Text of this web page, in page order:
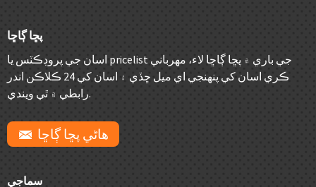
پڇا ڳاڇا
اسان جي پروڊڪٽس يا pricelist جي باري ۾ پڇا ڳاڇا لاء، مهرباني
ڪري اسان کي پنهنجي اي ميل ڇڏي ۽ اسان کي 24 ڪلاڪن اندر
رابطي ۾ ٿي ويندي.
ھاڻي پڇا ڳاڇا
سماجي